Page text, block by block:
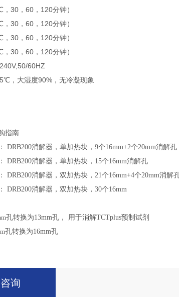
30，60，120分钟）
30，60，120分钟）
30，60，120分钟）
30，60，120分钟）
60HZ
，大湿度90%，无冷凝现象
指南
： DRB200消解器，单加热块， 9个16mm+2个20mm消解孔
： DRB200消解器，单加热块， 15个16mm消解孔
： DRB200消解器，双加热块， 21个16mm+4个20mm消解
： DRB200消解器，双加热块， 30个16mm
孔转换为13mm孔， 用于消解TCTplus预制试剂
孔转换为16mm孔
询